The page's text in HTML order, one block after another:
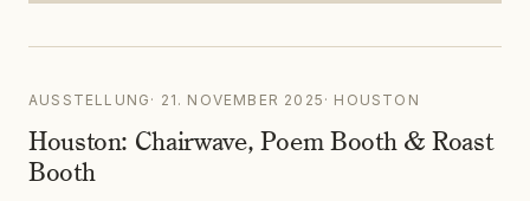
AUSSTELLUNG · 21. NOVEMBER 2025 · HOUSTON
Houston: Chairwave, Poem Booth & Roast
Booth